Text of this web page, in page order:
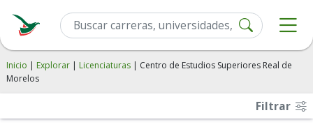
Inicio | Explorar | Licenciaturas | Centro de Estudios Superiores Real de
Morelos
Filtrar